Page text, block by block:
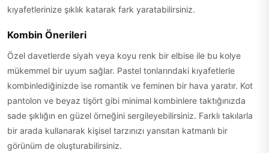
kıyafetlerinize şıklık katarak fark yaratabilirsiniz.
Kombin Önerileri
Özel davetlerde siyah veya koyu renk bir elbise ile bu kolye
mükemmel bir uyum sağlar. Pastel tonlarındaki kıyafetlerle
kombinlediğinizde ise romantik ve feminen bir hava yaratır. Kot
pantolon ve beyaz tişört gibi minimal kombinlere taktığınızda
sade şıklığın en güzel örneğini sergileyebilirsiniz. Farklı takılarla
bir arada kullanarak kişisel tarzınızı yansıtan katmanlı bir
görünüm de oluşturabilirsiniz.